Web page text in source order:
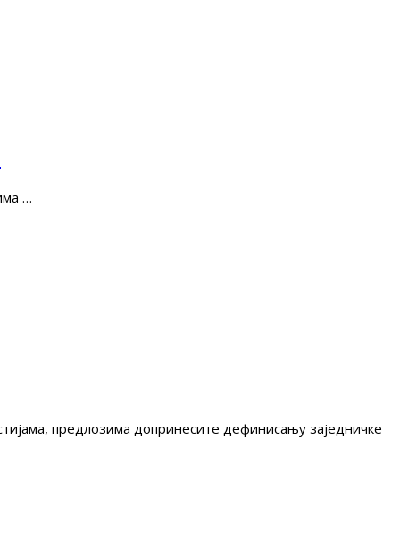
…
предлозима допринесите дефинисању заједничке